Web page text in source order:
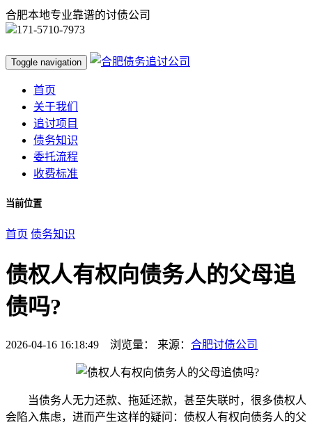
合肥本地专业靠谱的讨债公司
171-5710-7973
Toggle navigation
首页
关于我们
追讨项目
债务知识
委托流程
收费标准
当前位置
首页 债务知识
债权人有权向债务人的父母追
债吗?
2026-04-16 16:18:49 浏览量： 来源： 合肥讨债公司
当债务人无力还款、拖延还款，甚至失联时，很多债权人
会陷入焦虑，进而产生这样的疑问：债权人有权向债务人的父